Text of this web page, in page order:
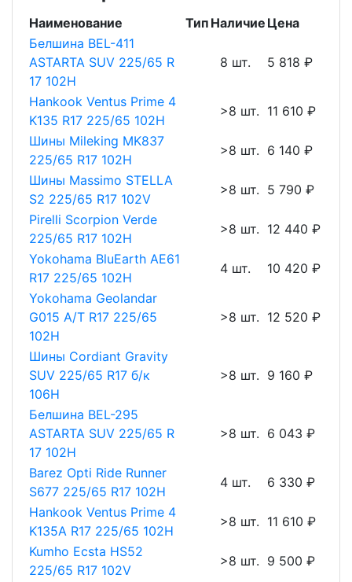
Наименование Тип Наличие Цена
Белшина BEL-411
ASTARTA SUV 225/65 R
17 102H
8 шт. 5 818 ₽
Hankook Ventus Prime 4
K135 R17 225/65 102H
>8 шт. 11 610 ₽
Шины Mileking MK837
225/65 R17 102H
>8 шт. 6 140 ₽
Шины Massimo STELLA
S2 225/65 R17 102V
>8 шт. 5 790 ₽
Pirelli Scorpion Verde
225/65 R17 102H
>8 шт. 12 440 ₽
Yokohama BluEarth AE61
R17 225/65 102H
4 шт.
10 420 ₽
Yokohama Geolandar
G015 A/T R17 225/65
102H
>8 шт. 12 520 ₽
Шины Cordiant Gravity
SUV 225/65 R17 б/к
106H
>8 шт. 9 160 ₽
Белшина BEL-295
ASTARTA SUV 225/65 R
17 102H
>8 шт. 6 043 ₽
Barez Opti Ride Runner
S677 225/65 R17 102H
4 шт.
6 330 ₽
Hankook Ventus Prime 4
K135A R17 225/65 102H
>8 шт. 11 610 ₽
Kumho Ecsta HS52
225/65 R17 102V
>8 шт. 9 500 ₽